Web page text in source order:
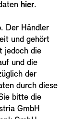
hier.
Der Händler
und gehört
jedoch die
und die
der
durch diese
bitte die
GmbH